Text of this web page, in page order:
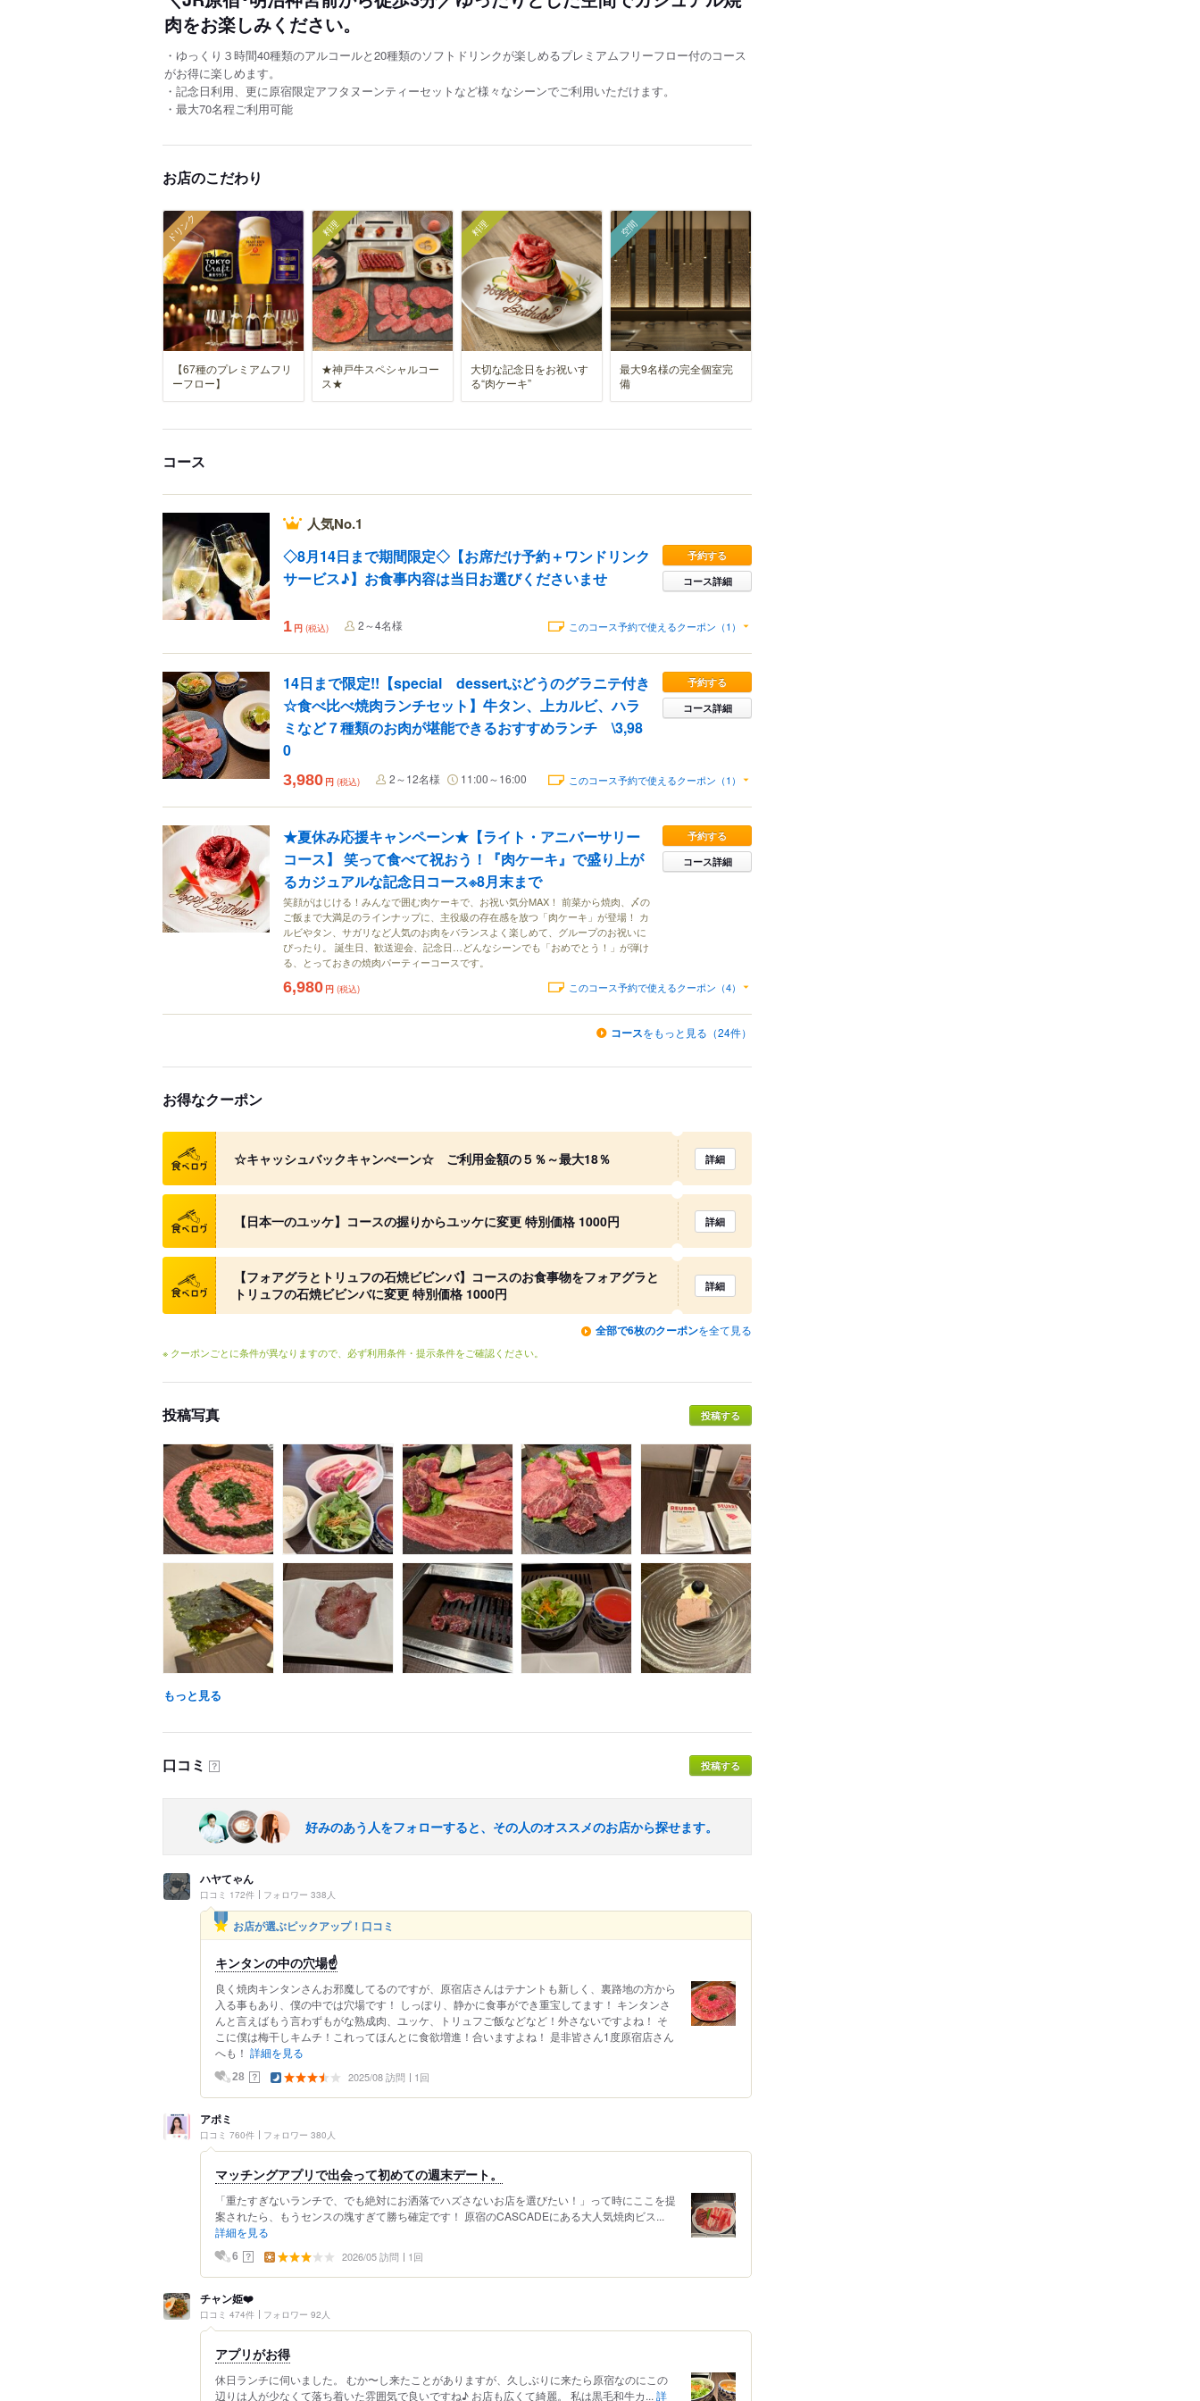
肉をお楽しみください。
・ゆっくり３時間40種類のアルコールと20種類のソフトドリンクが楽しめるプレミアムフリーフロー付のコース
がお得に楽しめます。
・記念日利用、更に原宿限定アフタヌーンティーセットなど様々なシーンでご利用いただけます。
・最大70名程ご利用可能
お店のこだわり
ドリンク
【67種のプレミアムフリ
ーフロー】
料理
★神戸牛スペシャルコー
ス★
料理
大切な記念日をお祝いす
る“肉ケーキ”
空間
最大9名様の完全個室完
備
コース
人気No.1
◇8月14日まで期間限定◇【お席だけ予約＋ワンドリンク
サービス♪】お食事内容は当日お選びくださいませ
予約する
コース詳細
1 円 (税込) 2～4名様 このコース予約で使えるクーポン（1）
14日まで限定!!【special dessertぶどうのグラニテ付き
☆食べ比べ焼肉ランチセット】牛タン、上カルビ、ハラ
ミなど７種類のお肉が堪能できるおすすめランチ \3,98
0
予約する
コース詳細
3,980 円 (税込) 2～12名様 11:00～16:00 このコース予約で使えるクーポン（1）
★夏休み応援キャンペーン★【ライト・アニバーサリー
コース】 笑って食べて祝おう！『肉ケーキ』で盛り上が
るカジュアルな記念日コース※8月末まで
笑顔がはじける！みんなで囲む肉ケーキで、お祝い気分MAX！ 前菜から焼肉、〆の
ご飯まで大満足のラインナップに、主役級の存在感を放つ「肉ケーキ」が登場！ カ
ルビやタン、サガリなど人気のお肉をバランスよく楽しめて、グループのお祝いに
ぴったり。 誕生日、歓送迎会、記念日…どんなシーンでも「おめでとう！」が弾け
る、とっておきの焼肉パーティーコースです。
予約する
コース詳細
6,980 円 (税込) このコース予約で使えるクーポン（4）
コースをもっと見る（24件）
お得なクーポン
クーポン
☆キャッシュバックキャンぺーン☆ ご利用金額の５％～最大18％ 詳細
クーポン
【日本一のユッケ】コースの握りからユッケに変更 特別価格 1000円 詳細
クーポン
【フォアグラとトリュフの石焼ビビンバ】コースのお食事物をフォアグラと
トリュフの石焼ビビンバに変更 特別価格 1000円
詳細
全部で6枚のクーポンを全て見る
※ クーポンごとに条件が異なりますので、必ず利用条件・提示条件をご確認ください。
投稿写真 投稿する
もっと見る
口コミ ？ 投稿する
好みのあう人をフォローすると、その人のオススメのお店から探せます。
ハヤてゃん
口コミ 172件 フォロワー 338人
お店が選ぶピックアップ！口コミ
キンタンの中の穴場☝️
良く焼肉キンタンさんお邪魔してるのですが、原宿店さんはテナントも新しく、裏路地の方から
入る事もあり、僕の中では穴場です！ しっぽり、静かに食事ができ重宝してます！ キンタンさ
んと言えばもう言わずもがな熟成肉、ユッケ、トリュフご飯などなど！外さないですよね！ そ
こに僕は梅干しキムチ！これってほんとに食欲増進！合いますよね！ 是非皆さん1度原宿店さん
へも！ 詳細を見る
28 ？ 2025/08 訪問 1回
アポミ
口コミ 760件 フォロワー 380人
マッチングアプリで出会って初めての週末デート。
「重たすぎないランチで、でも絶対にお洒落でハズさないお店を選びたい！」って時にここを提
案されたら、もうセンスの塊すぎて勝ち確定です！ 原宿のCASCADEにある大人気焼肉ビス...
詳細を見る
6 ？ 2026/05 訪問 1回
チャン姫❤️
口コミ 474件 フォロワー 92人
アプリがお得
休日ランチに伺いました。 むか〜し来たことがありますが、久しぶりに来たら原宿なのにこの
辺りは人が少なくて落ち着いた雰囲気で良いですね♪ お店も広くて綺麗。 私は黒毛和牛カ... 詳